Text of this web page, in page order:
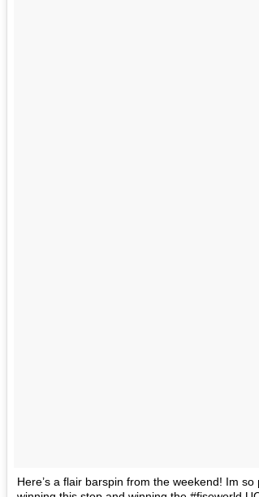
Here’s a flair barspin from the weekend! Im